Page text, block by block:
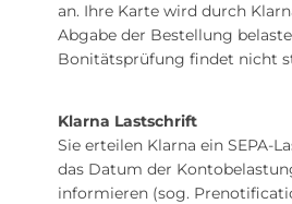
an. Ihre Karte wird durch
Abgabe der Bestellung
Bonitätsprüfung findet nicht
Klarna Lastschrift
Sie erteilen Klarna ein SEPA-
das Datum der
informieren (sog.